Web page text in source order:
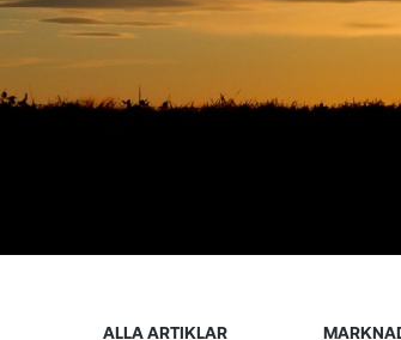
ALLA ARTIKLAR